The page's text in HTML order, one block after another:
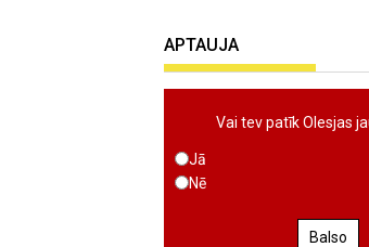
APTAUJA
Vai tev patīk Olesjas
Jā
Nē
Balso